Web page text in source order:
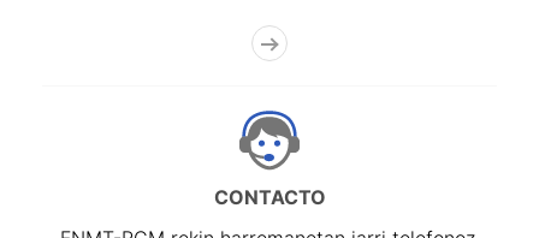
CONTACTO